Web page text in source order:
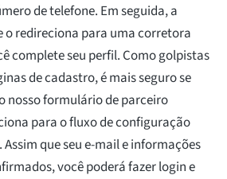
de telefone. Em seguida, a
redireciona para uma corretora
complete seu perfil. Como golpistas
de cadastro, é mais seguro se
nosso formulário de parceiro
para o fluxo de configuração
que seu e-mail e informações
você poderá fazer login e